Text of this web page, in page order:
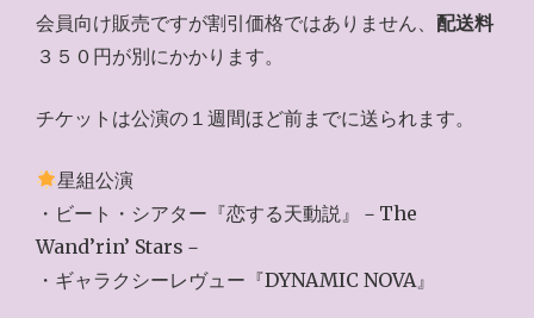
会員向け販売ですが割引価格ではありません、 配送料
３５０円が別にかかります。
チケットは公演の１週間ほど前までに送られます。
星組公演
・ビート・シアター『恋する天動説』－The
Wand’rin’ Stars－
・ギャラクシーレヴュー『DYNAMIC NOVA』